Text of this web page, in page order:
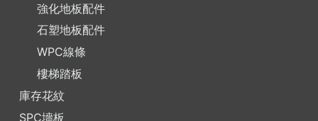
強化地板配件
石塑地板配件
WPC線條
樓梯踏板
庫存花紋
SPC墻板